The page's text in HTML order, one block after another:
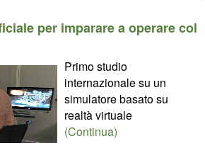
per imparare a operare col
Primo studio
internazionale su un
simulatore basato su
realtà virtuale
(Continua)